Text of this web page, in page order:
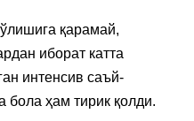
қарамай,
иборат катта
интенсив саъй-
бола ҳам тирик қолди.